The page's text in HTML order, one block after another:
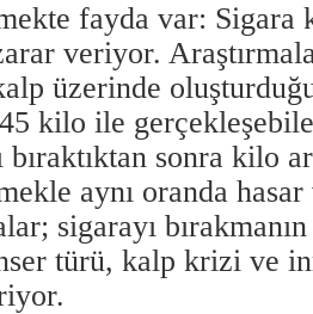
fayda var: Sigara
veriyor.
üzerinde
kilo ile
bıraktıktan sonra kilo
aynı oranda
sigarayı
türü, kalp krizi ve